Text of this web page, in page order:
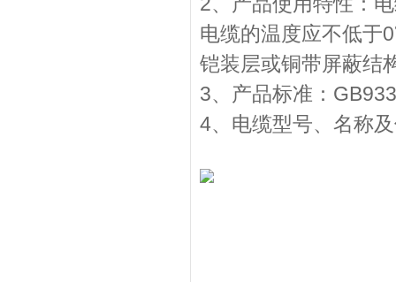
电缆的温度应不低于
铠装层或铜带屏蔽结
3、产品标准：
4、电缆型号、名称